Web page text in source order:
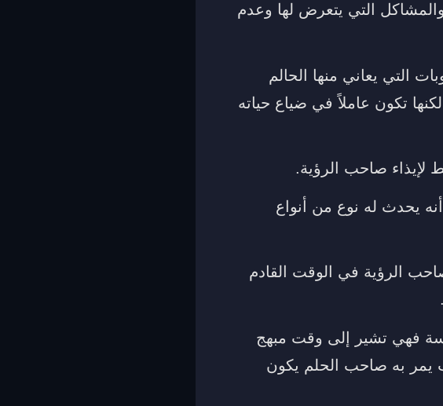
والمشاكل التي يتعرض لها وعدم
التي يعاني منها الحالم
تكون عاملاً في ضياع حياته
صاحب الرؤية.
يحدث له نوع من أنواع
الرؤية في الوقت القادم
فهي تشير إلى وقت مبهج
يمر به صاحب الحلم يكون